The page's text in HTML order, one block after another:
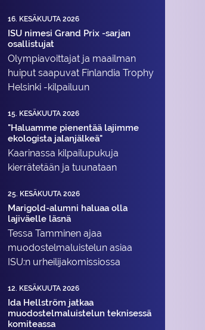
16. KESÄKUUTA 2026
ISU nimesi Grand Prix -sarjan
osallistujat
Olympiavoittajat ja maailman
huiput saapuvat Finlandia Trophy
Helsinki -kilpailuun
15. KESÄKUUTA 2026
"Haluamme pienentää lajimme
ekologista jalanjälkeä"
Kaarinassa kilpailupukuja
kierrätetään ja tuunataan
25. KESÄKUUTA 2026
Marigold-alumni haluaa olla
lajiväelle läsnä
Tessa Tamminen ajaa
muodostelma­luistelun asiaa
ISU:n urheilija­komissiossa
12. KESÄKUUTA 2026
Ida Hellström jatkaa
muodostelmaluistelun teknisessä
komiteassa